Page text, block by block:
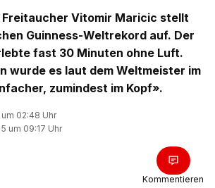
Vitomir Maricic stellt
Guinness-Weltrekord auf. Der
fast 30 Minuten ohne Luft.
wurde es laut dem Weltmeister im
zumindest im Kopf».
02:48 Uhr
um 09:17 Uhr
Kommentieren